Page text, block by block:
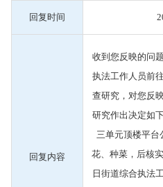
回复时间
回复内容
收到您反映的问
执法工作人员前
查研究，对您反
研究作出决定如
三单元顶楼平台
花、种菜，后核
日街道综合执法